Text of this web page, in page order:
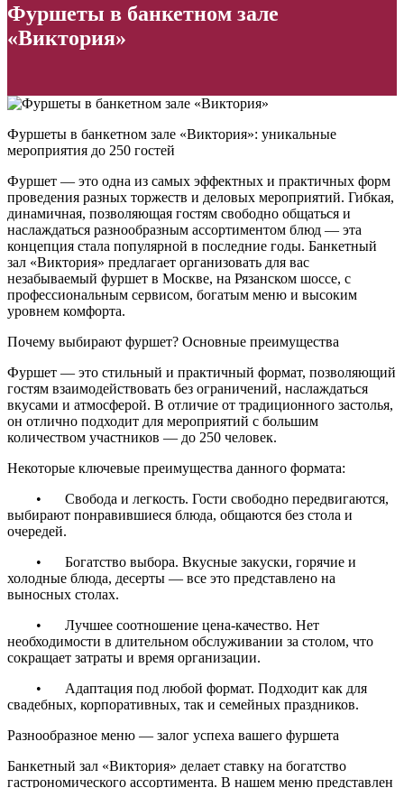
Фуршеты в банкетном зале
«Виктория»
Фуршеты в банкетном зале «Виктория»: уникальные
мероприятия до 250 гостей
Фуршет — это одна из самых эффектных и практичных форм
проведения разных торжеств и деловых мероприятий. Гибкая,
динамичная, позволяющая гостям свободно общаться и
наслаждаться разнообразным ассортиментом блюд — эта
концепция стала популярной в последние годы. Банкетный
зал «Виктория» предлагает организовать для вас
незабываемый фуршет в Москве, на Рязанском шоссе, с
профессиональным сервисом, богатым меню и высоким
уровнем комфорта.
Почему выбирают фуршет? Основные преимущества
Фуршет — это стильный и практичный формат, позволяющий
гостям взаимодействовать без ограничений, наслаждаться
вкусами и атмосферой. В отличие от традиционного застолья,
он отлично подходит для мероприятий с большим
количеством участников — до 250 человек.
Некоторые ключевые преимущества данного формата:
•
Свобода и легкость. Гости свободно передвигаются,
выбирают понравившиеся блюда, общаются без стола и
очередей.
•
Богатство выбора. Вкусные закуски, горячие и
холодные блюда, десерты — все это представлено на
выносных столах.
•
Лучшее соотношение цена-качество. Нет
необходимости в длительном обслуживании за столом, что
сокращает затраты и время организации.
•
Адаптация под любой формат. Подходит как для
свадебных, корпоративных, так и семейных праздников.
Разнообразное меню — залог успеха вашего фуршета
Банкетный зал «Виктория» делает ставку на богатство
гастрономического ассортимента. В нашем меню представлен